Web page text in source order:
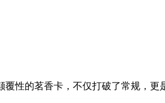
性的茗香卡，不仅打破了常规，更